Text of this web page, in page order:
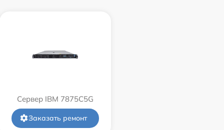
Сервер IBM 7875C5G
Заказать ремонт